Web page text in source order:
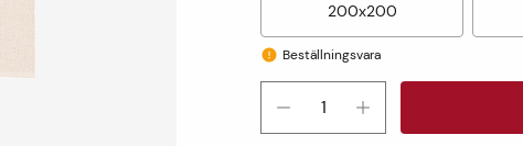
200x200
Beställningsvara